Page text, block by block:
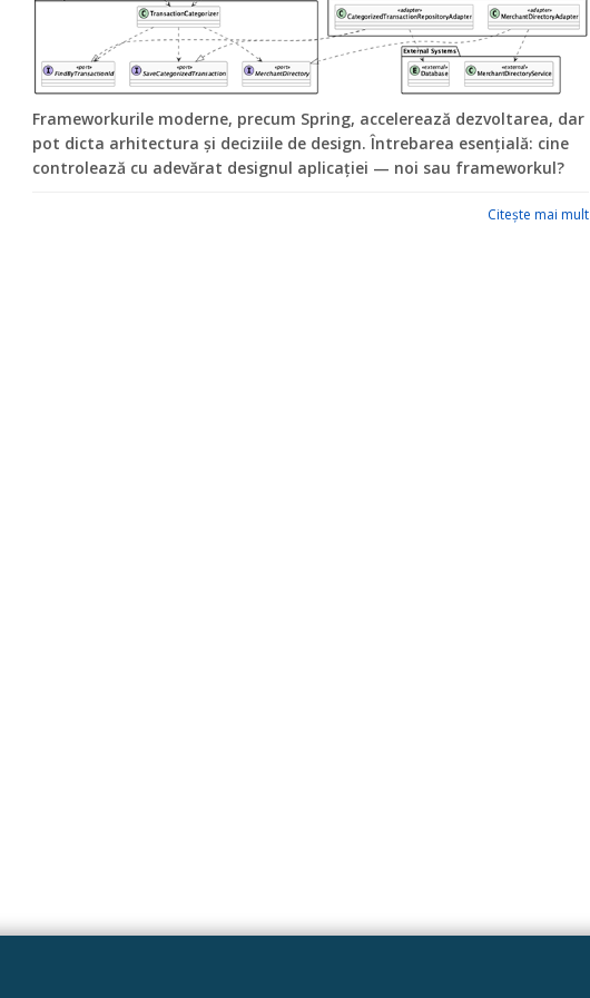
Frameworkurile moderne, precum Spring, accelerează dezvoltarea, dar
pot dicta arhitectura și deciziile de design. Întrebarea esențială: cine
controlează cu adevărat designul aplicației — noi sau frameworkul?
Citeşte mai mult